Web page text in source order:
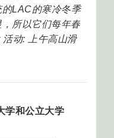
LAC的寒冷冬季
所以它们每年春
动: 上午高山滑
和公立大学